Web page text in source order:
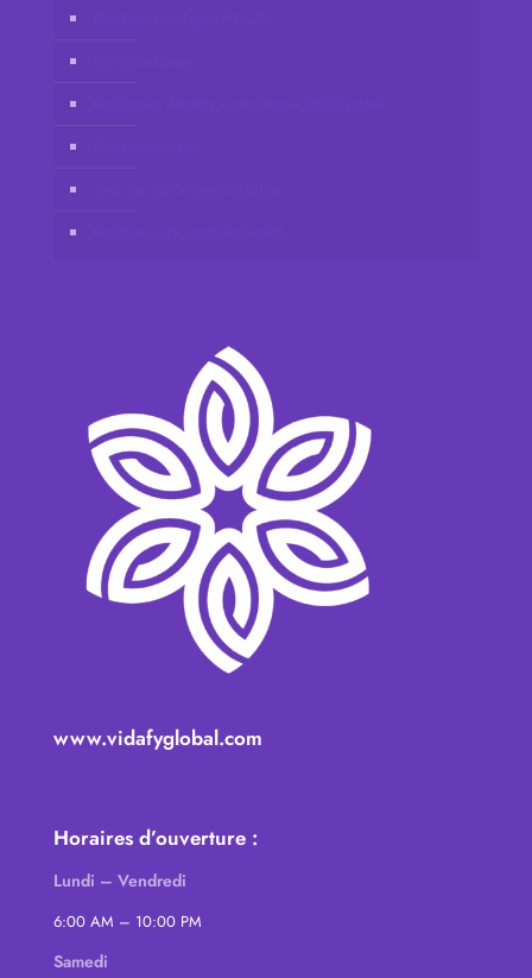
www.vidafyglobal.com
Horaires d’ouverture :
Lundi – Vendredi
6:00 AM – 10:00 PM
Samedi